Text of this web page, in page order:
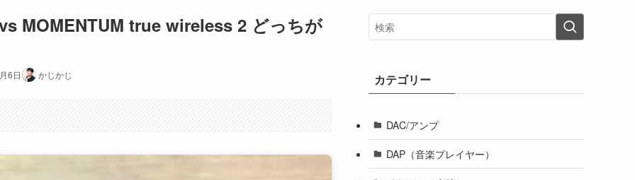
MOMENTUM true wireless 2 どっちが
6日 かじかじ カテゴリー
DAC/アンプ
DAP（音楽プレイヤー）